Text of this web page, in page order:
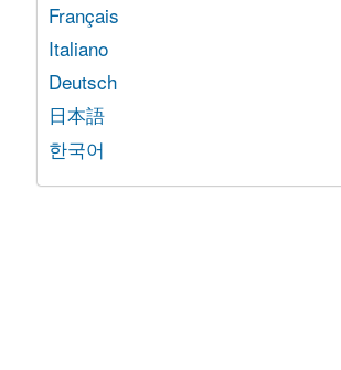
Français
Italiano
Deutsch
日本語
한국어